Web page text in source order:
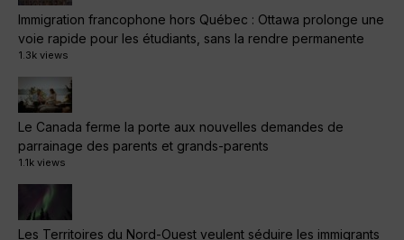
Immigration francophone hors Québec : Ottawa prolonge une
voie rapide pour les étudiants, sans la rendre permanente
1.3k views
Le Canada ferme la porte aux nouvelles demandes de
parrainage des parents et grands-parents
1.1k views
Les Territoires du Nord-Ouest veulent séduire les immigrants